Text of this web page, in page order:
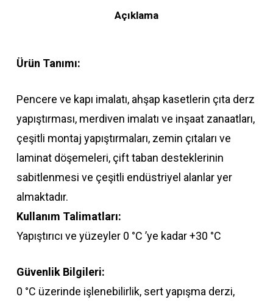
Açıklama
Ürün Tanımı:
Pencere ve kapı imalatı, ahşap kasetlerin çıta derz
yapıştırması, merdiven imalatı ve inşaat zanaatları,
çeşitli montaj yapıştırmaları, zemin çıtaları ve
laminat döşemeleri, çift taban desteklerinin
sabitlenmesi ve çeşitli endüstriyel alanlar yer
almaktadır.
Kullanım Talimatları:
Yapıştırıcı ve yüzeyler 0 °C ’ye kadar +30 °C
Güvenlik Bilgileri:
0 °C üzerinde işlenebilirlik, sert yapışma derzi,